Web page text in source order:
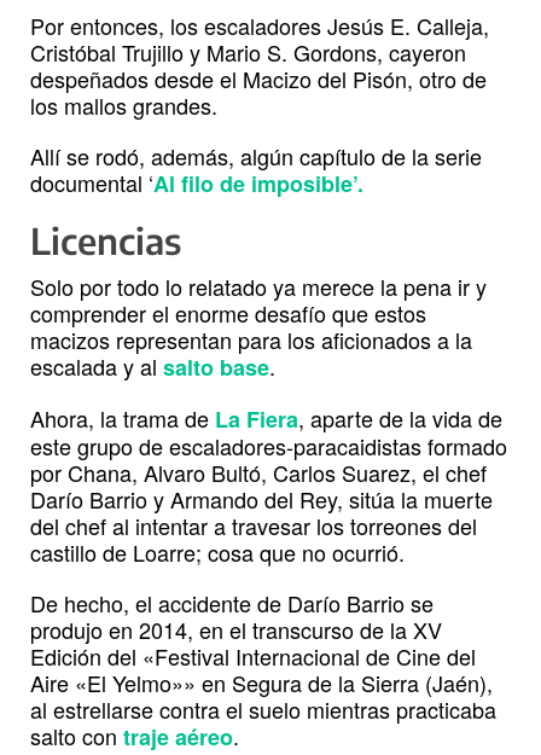
Por entonces, los escaladores Jesús E. Calleja,
Cristóbal Trujillo y Mario S. Gordons, cayeron
despeñados desde el Macizo del Pisón, otro de
los mallos grandes.
Allí se rodó, además, algún capítulo de la serie
documental ‘Al filo de imposible’.
Licencias
Solo por todo lo relatado ya merece la pena ir y
comprender el enorme desafío que estos
macizos representan para los aficionados a la
escalada y al salto base.
Ahora, la trama de La Fiera, aparte de la vida de
este grupo de escaladores-paracaidistas formado
por Chana, Alvaro Bultó, Carlos Suarez, el chef
Darío Barrio y Armando del Rey, sitúa la muerte
del chef al intentar a travesar los torreones del
castillo de Loarre; cosa que no ocurrió.
De hecho, el accidente de Darío Barrio se
produjo en 2014, en el transcurso de la XV
Edición del «Festival Internacional de Cine del
Aire «El Yelmo»» en Segura de la Sierra (Jaén),
al estrellarse contra el suelo mientras practicaba
salto con traje aéreo.